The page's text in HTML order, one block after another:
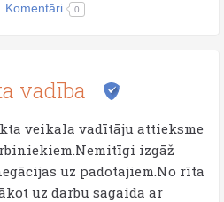
Komentāri 0
vadība
veikala vadītāju attieksme
izgāž
uz padotajiem.No rīta
uz darbu sagaida ar